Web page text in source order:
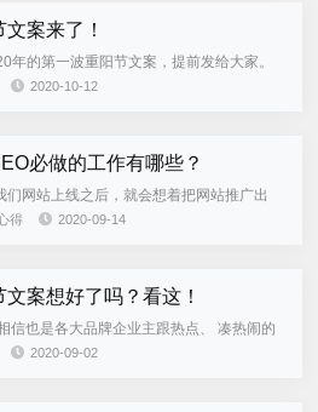
文案来了！
年的第一波重阳节文案，提前发给大家。
势关键词 ：登高、采菊、老人节、感恩父
2020-10-12
必做的工作有哪些？
网站上线之后，就会想着把网站推广出
多网友知道和看到你的网站，那么就要推
得 2020-09-14
文案想好了吗？看这！
信也是各大品牌企业主跟热点、 凑热闹的
教师节文案怎么写呢？ 1.理财 一日为
2020-09-02